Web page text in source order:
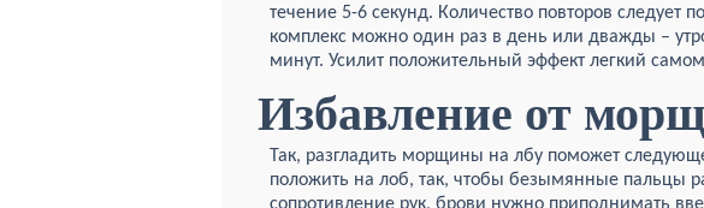
течение 5-6 секунд. Количество повторов следует
комплекс можно один раз в день или дважды –
минут. Усилит положительный эффект легкий
Избавление от
Так, разгладить морщины на лбу поможет
положить на лоб, так, чтобы безымянные пальцы